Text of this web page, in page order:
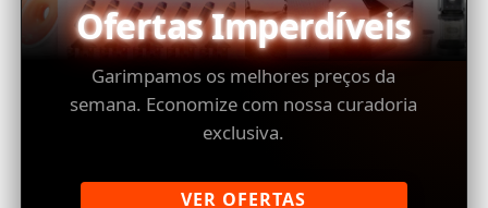
Ofertas Imperdíveis
Garimpamos os melhores preços da
semana. Economize com nossa curadoria
exclusiva.
VER OFERTAS